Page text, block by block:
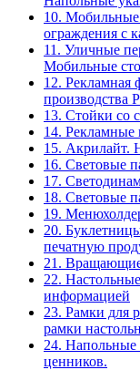
10. Мобильные
ограждения с
11. Уличные
Мобильные
12. Рекламная
производства
13. Стойки со
14. Рекламные
15. Акрилайт.
16. Световые
17.
18. Световые
19.
20.
печатную
21.
22.
информацией
23. Рамки для
рамки
24. Напольные
ценников.